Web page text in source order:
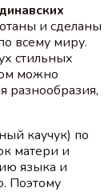
и сделаны
всему миру.
стильных
можно
разнообразия,
каучук) по
матери и
языка и
Поэтому